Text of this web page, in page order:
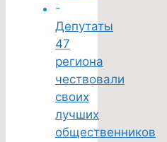
-
Депутаты
47
региона
чествовали
своих
лучших
общественников